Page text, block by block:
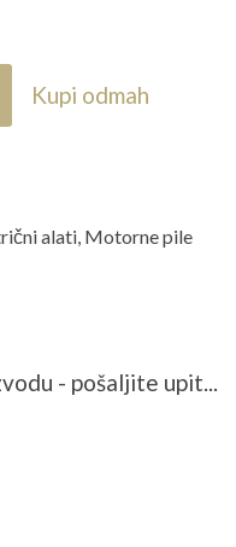
Kupi odmah
alati Motorne pile
- pošaljite upit...